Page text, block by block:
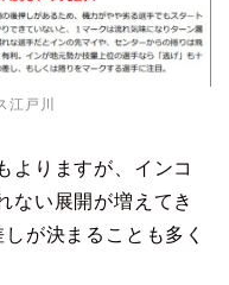
江戸川
よりますが、インコ
ない展開が増えてき
が決まることも多く